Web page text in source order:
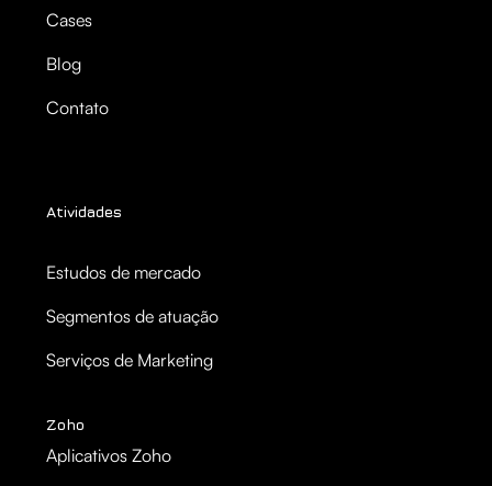
Cases
Blog
Contato
Atividades
Estudos de mercado
Segmentos de atuação
Serviços de Marketing
Zoho
Aplicativos Zoho